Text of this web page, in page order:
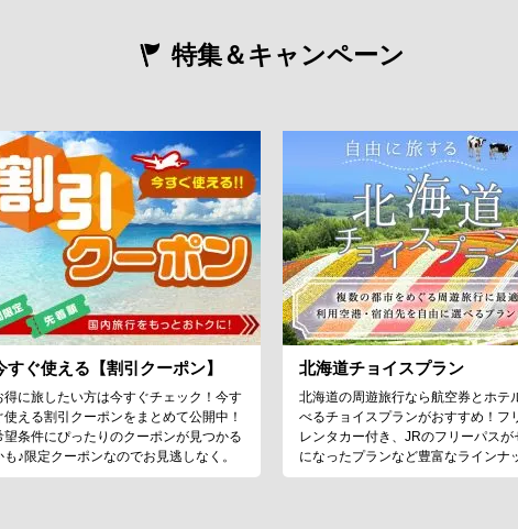
特集＆キャンペーン
すぐ使える【割引クーポン】
得に旅したい方は今すぐチェック！今す
使える割引クーポンをまとめて公開中！
望条件にぴったりのクーポンが見つかる
も♪限定クーポンなのでお見逃しなく。
北海道チョイスプラン
北海道の周遊旅行なら航空券とホテ
べるチョイスプランがおすすめ！フ
レンタカー付き、JRのフリーパスが
になったプランなど豊富なラインナ